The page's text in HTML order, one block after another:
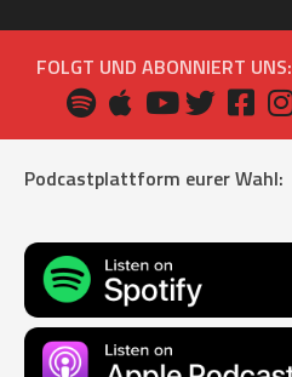
FOLGT UND ABONNIERT UNS:
Podcastplattform eurer Wahl: